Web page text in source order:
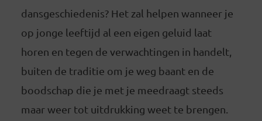
dansgeschiedenis? Het zal helpen wanneer je
op jonge leeftijd al een eigen geluid laat
horen en tegen de verwachtingen in handelt,
buiten de traditie om je weg baant en de
boodschap die je met je meedraagt steeds
maar weer tot uitdrukking weet te brengen.